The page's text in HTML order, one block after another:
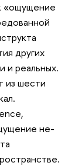
«ощущение
других
и реальных.
из шести
не-